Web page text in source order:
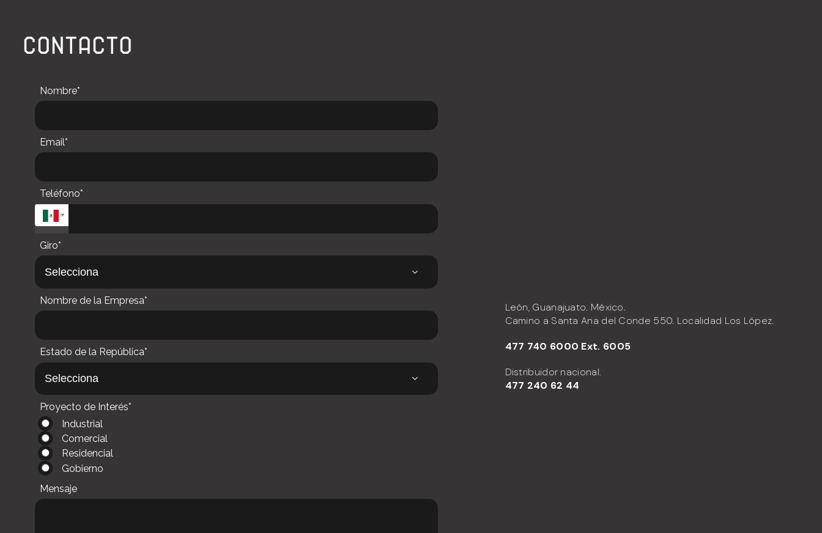
CONTACTO
Nombre*
Email*
Teléfono*
Giro*
Nombre de la Empresa*
Estado de la República*
Proyecto de Interés*
Industrial
Comercial
Residencial
Gobierno
Mensaje
León, Guanajuato. México.
Camino a Santa Ana del Conde 550. Localidad Los López.
477 740 6000 Ext. 6005
Distribuidor nacional.
477 240 62 44